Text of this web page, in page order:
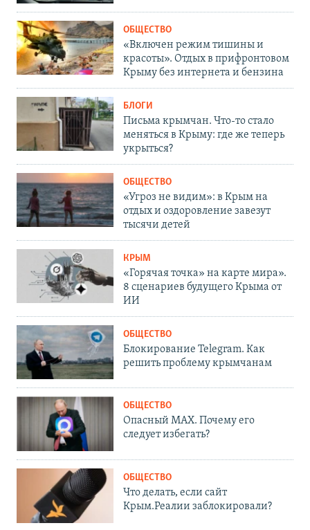
ОБЩЕСТВО
«Включен режим тишины и
красоты». Отдых в прифронтовом
Крыму без интернета и бензина
БЛОГИ
Письма крымчан. Что-то стало
меняться в Крыму: где же теперь
укрыться?
ОБЩЕСТВО
«Угроз не видим»: в Крым на
отдых и оздоровление завезут
тысячи детей
КРЫМ
«Горячая точка» на карте мира».
8 сценариев будущего Крыма от
ИИ
ОБЩЕСТВО
Блокирование Telegram. Как
решить проблему крымчанам
ОБЩЕСТВО
Опасный MAX. Почему его
следует избегать?
ОБЩЕСТВО
Что делать, если сайт
Крым.Реалии заблокировали?